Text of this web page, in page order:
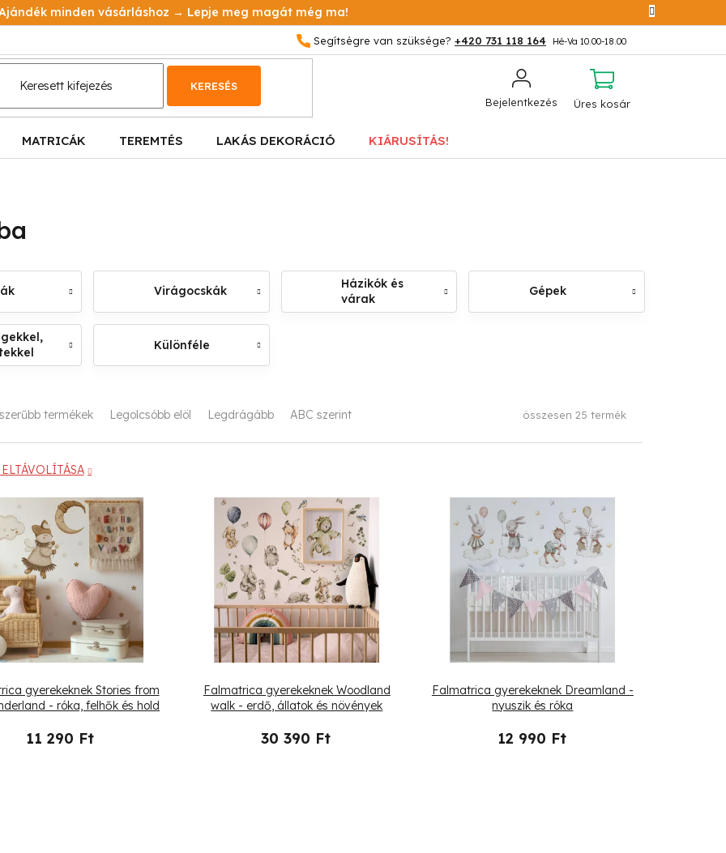
minden vásárláshoz → Lepje meg magát még ma!
+420 731 118 164
Bejelentkezés
KERESÉS
KOSÁR
Üres kosár
MATRICÁK TEREMTÉS LAKÁS DEKORÁCIÓ KIÁRUSÍTÁS!
Virágocskák
Házikók és
várak
Gépek
Különféle
termékek Legolcsóbb elöl Legdrágább ABC szerint összesen 25 termék
gyerekeknek Stories from
- róka, felhők és hold
11 290 Ft
Falmatrica gyerekeknek Woodland
walk - erdő, állatok és növények
30 390 Ft
Falmatrica gyerekeknek Dreamland -
nyuszik és róka
12 990 Ft